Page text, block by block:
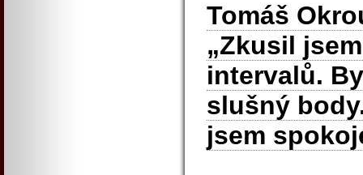
Tomáš
„Zkusil
intervalů.
slušný
jsem